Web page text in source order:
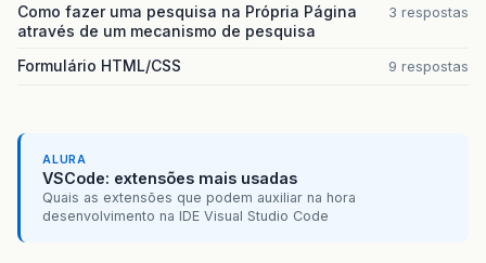
Como fazer uma pesquisa na Própria Página
através de um mecanismo de pesquisa
3 respostas
Formulário HTML/CSS 9 respostas
ALURA
VSCode: extensões mais usadas
Quais as extensões que podem auxiliar na hora
desenvolvimento na IDE Visual Studio Code